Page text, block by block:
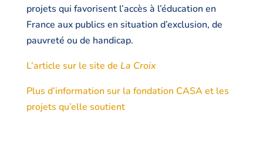
projets qui favorisent l’accès à l’éducation en
France aux publics en situation d’exclusion, de
pauvreté ou de handicap.
L’article sur le site de La Croix
Plus d’information sur la fondation CASA et les
projets qu’elle soutient